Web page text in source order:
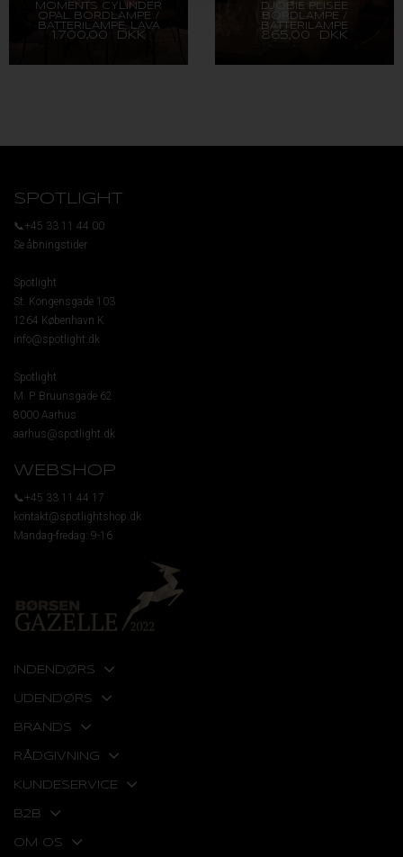
MOMENTS CYLINDER
OPAL BORDLAMPE /
BATTERILAMPE, LAVA
1.700,00 DKK
DJOBIE PLISÉE
BORDLAMPE /
BATTERILAMPE
865,00 DKK
SPOTLIGHT
📞+45 33 11 44 00
Se åbningstider
Spotlight
St. Kongensgade 103
1264 København K
info@spotlight.dk
Spotlight
M. P. Bruunsgade 62
8000 Aarhus
aarhus@spotlight.dk
WEBSHOP
📞+45 33 11 44 17
kontakt@spotlightshop.dk
Mandag-fredag: 9-16
INDENDØRS
UDENDØRS
BRANDS
RÅDGIVNING
KUNDESERVICE
B2B
OM OS